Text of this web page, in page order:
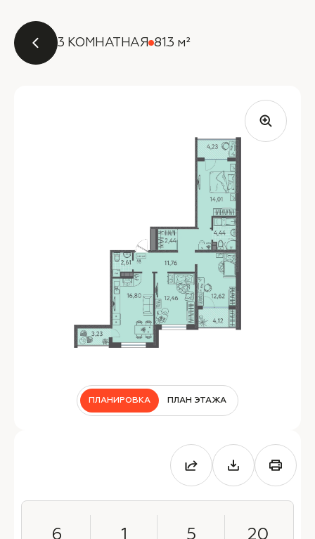
3 КОМНАТНАЯ 81.3 м²
ПЛАНИРОВКА ПЛАН ЭТАЖА
6 1 5 20